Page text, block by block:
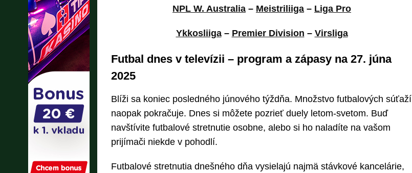
NPL W. Australia – Meistriliiga – Liga Pro
Ykkosliiga– Premier Division – Virsliga
Futbal dnes v televízii – program a zápasy na 27. júna
2025
Blíži sa koniec posledného júnového týždňa. Množstvo futbalových súťaží
naopak pokračuje. Dnes si môžete pozrieť duely letom-svetom. Buď
navštívite futbalové stretnutie osobne, alebo si ho naladíte na vašom
prijímači niekde v pohodlí.
Futbalové stretnutia dnešného dňa vysielajú najmä stávkové kancelárie,